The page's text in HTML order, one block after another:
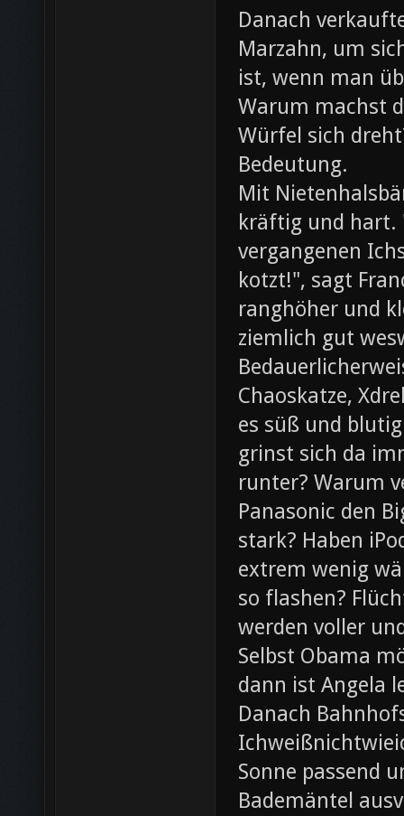
Danach
Marzahn, um
ist, wenn man
Warum machst
Würfel sich
Bedeutung.
Mit
kräftig und hart.
vergangenen
kotzt!", sagt
ranghöher und
ziemlich gut
Chaoskatze,
es süß und
grinst sich da
runter? Warum
Panasonic den
stark? Haben
extrem wenig
so flashen?
werden voller
Selbst Obama
dann ist Angela
Danach
Sonne passend
Bademäntel